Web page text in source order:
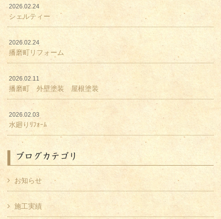
2026.02.24
シェルティー
2026.02.24
播磨町リフォーム
2026.02.11
播磨町 外壁塗装 屋根塗装
2026.02.03
水廻りﾘﾌｫｰﾑ
ブログカテゴリ
お知らせ
施工実績